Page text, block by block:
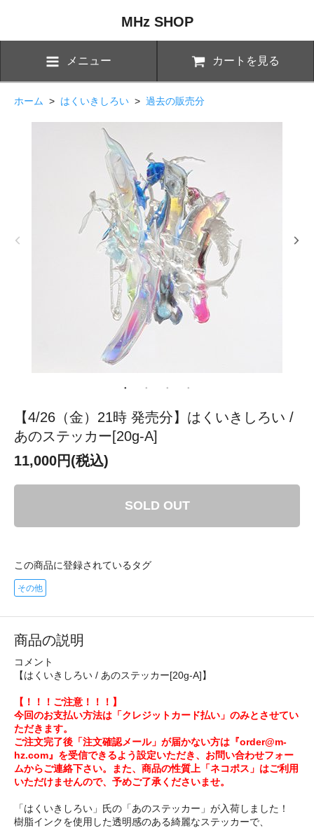
MHz SHOP
メニュー カートを見る
ホーム > はくいきしろい > 過去の販売分
【4/26（金）21時 発売分】はくいきしろい /
あのステッカー[20g-A]
11,000円(税込)
SOLD OUT
この商品に登録されているタグ
その他
商品の説明
コメント
【はくいきしろい / あのステッカー[20g-A]】
【！！！ご注意！！！】
今回のお支払い方法は「クレジットカード払い」のみとさせてい
ただきます。
ご注文完了後「注文確認メール」が届かない方は『order@m-
hz.com』を受信できるよう設定いただき、お問い合わせフォー
ムからご連絡下さい。また、商品の性質上「ネコポス」はご利用
いただけませんので、予めご了承くださいませ。
「はくいきしろい」氏の「あのステッカー」が入荷しました！
樹脂インクを使用した透明感のある綺麗なステッカーで、